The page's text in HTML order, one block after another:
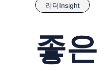
리더Insight
좋